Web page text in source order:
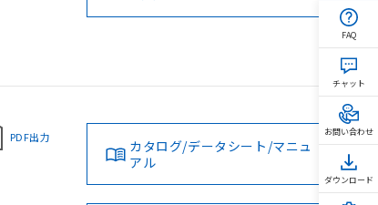
PDF出力
カタログ/データシート/マニュ
アル
FAQ
チャット
お問い合わせ
ダウンロード